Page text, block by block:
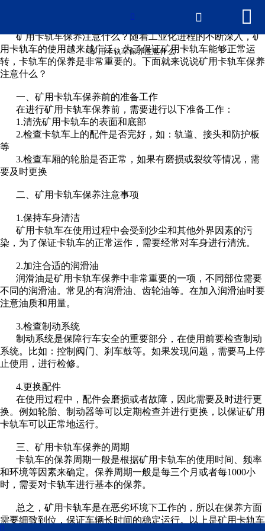
网站首页
产品中心
2026世界杯官网
荣誉资质
厂房厂景

矿用卡轨车保养注意什么
 
矿用卡轨车保养注意什么
矿用卡轨车保养注意什么？随着工业化进程的不断深入，矿
用卡轨车的使用越来越广泛，为了保证矿用卡轨车能够正常运
转，卡轨车的保养是非常重要的。下面就来说说矿用卡轨车保养
注意什么？
一、矿用卡轨车保养前的准备工作
在进行矿用卡轨车保养前，需要进行以下准备工作：
1.清洗矿用卡轨车的表面和底部
2.检查卡轨车上的配件是否完好，如：轨道、接头和防护板
等
3.检查车厢的轮胎是否正常，如果有磨损或裂纹等情况，需
要及时更换
二、矿用卡轨车保养注意事项
1.保持车身清洁
矿用卡轨车在使用过程中会受到沙尘和其他外界因素的污
染，为了保证卡轨车的正常运作，需要经常对车身进行清洗。
2.加注合适的润滑油
润滑油是矿用卡轨车保养中非常重要的一项，不同部位需要
不同的润滑油。常见的有润滑油、齿轮油等。在加入润滑油时要
注意油质和用量。
3.检查制动系统
制动系统是保障行车安全的重要部分，在使用前要检查制动
系统。比如：控制阀门、刹车鼓等。如果发现问题，需要马上停
止使用，进行检修。
4.更换配件
在使用过程中，配件会磨损或者故障，因此需要及时进行更
换。例如轮胎、制动器等可以定期检查并进行更换，以保证矿用
卡轨车可以正常地运行。
三、矿用卡轨车保养的周期
卡轨车的保养周期一般是根据矿用卡轨车的使用时间、频率
和环境等因素来确定。保养周期一般是每三个月或者每1000小
时，需要对卡轨车进行基本的保养。
总之，矿用卡轨车是在恶劣环境下工作的，所以在保养方面
需要细致到位，保证车辆长时间的稳定运行。以上是矿用卡轨车
